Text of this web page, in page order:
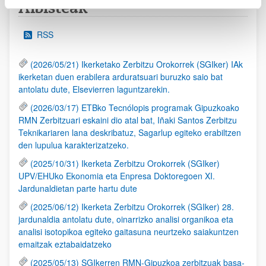
Albisteak
RSS
(2026/05/21) Ikerketako Zerbitzu Orokorrek (SGIker) IAk
ikerketan duen erabilera arduratsuari buruzko saio bat
antolatu dute, Elsevierren laguntzarekin.
(2026/03/17) ETBko Tecnólopis programak Gipuzkoako
RMN Zerbitzuari eskaini dio atal bat, Iñaki Santos Zerbitzu
Teknikariaren lana deskribatuz, Sagarlup egiteko erabiltzen
den lupulua karakterizatzeko.
(2025/10/31) Ikerketa Zerbitzu Orokorrek (SGIker)
UPV/EHUko Ekonomia eta Enpresa Doktoregoen XI.
Jardunaldietan parte hartu dute
(2025/06/12) Ikerketa Zerbitzu Orokorrek (SGIker) 28.
jardunaldia antolatu dute, oinarrizko analisi organikoa eta
analisi isotopikoa egiteko gaitasuna neurtzeko saiakuntzen
emaitzak eztabaidatzeko
(2025/05/13) SGIkerren RMN-Gipuzkoa zerbitzuak basa-